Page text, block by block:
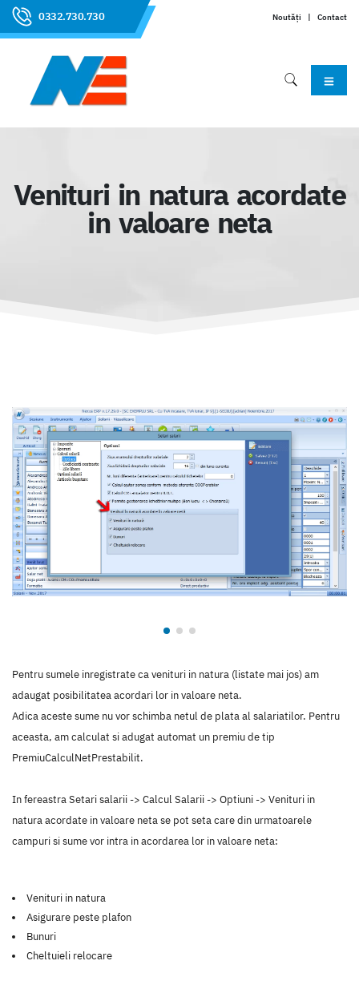
0332.730.730 Noutăți | Contact
Venituri in natura acordate
in valoare neta
Pentru sumele inregistrate ca venituri in natura (listate mai jos) am
adaugat posibilitatea acordari lor in valoare neta.
Adica aceste sume nu vor schimba netul de plata al salariatilor. Pentru
aceasta, am calculat si adugat automat un premiu de tip
PremiuCalculNetPrestabilit.
In fereastra Setari salarii -> Calcul Salarii -> Optiuni -> Venituri in
natura acordate in valoare neta se pot seta care din urmatoarele
campuri si sume vor intra in acordarea lor in valoare neta:
Venituri in natura
Asigurare peste plafon
Bunuri
Cheltuieli relocare